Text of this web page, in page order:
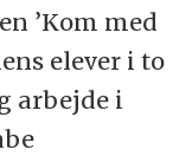
’Kom med
elever i to
arbejde i